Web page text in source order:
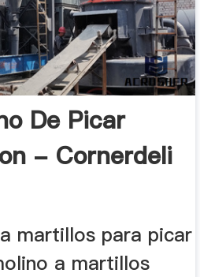
De Picar
- Cornerdeli
martillos para picar
a martillos